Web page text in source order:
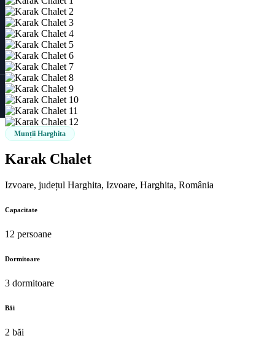
Munții Harghita
Karak Chalet
Izvoare, județul Harghita, Izvoare, Harghita, România
Capacitate
12 persoane
Dormitoare
3 dormitoare
Băi
2 băi